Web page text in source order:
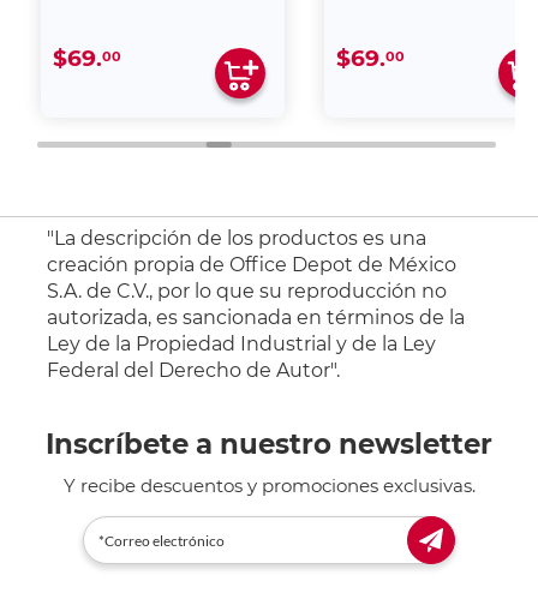
$69.00 $69.00
"La descripción de los productos es una
creación propia de Office Depot de México
S.A. de C.V., por lo que su reproducción no
autorizada, es sancionada en términos de la
Ley de la Propiedad Industrial y de la Ley
Federal del Derecho de Autor".
Inscríbete a nuestro newsletter
Y recibe descuentos y promociones exclusivas.